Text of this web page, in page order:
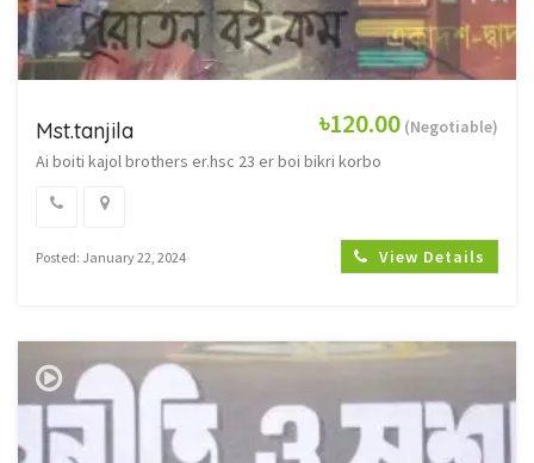
৳120.00 (Negotiable)
Mst.tanjila
Ai boiti kajol brothers er.hsc 23 er boi bikri korbo
Posted: January 22, 2024 View Details